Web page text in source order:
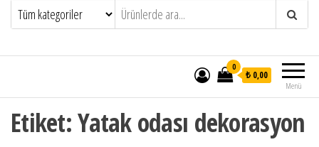
Menü
0
₺ 0,00
Etiket:Yatak odası dekorasyon